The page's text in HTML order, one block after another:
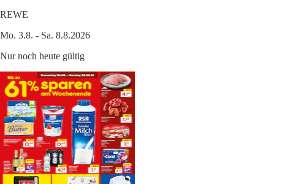
REWE
Mo. 3.8. - Sa. 8.8.2026
Nur noch heute gültig